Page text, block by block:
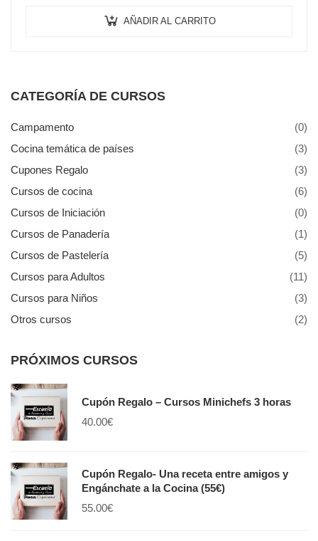
AÑADIR AL CARRITO
CATEGORÍA DE CURSOS
Campamento
(0)
Cocina temática de países
(3)
Cupones Regalo
(3)
Cursos de cocina
(6)
Cursos de Iniciación
(0)
Cursos de Panadería
(1)
Cursos de Pastelería
(5)
Cursos para Adultos
(11)
Cursos para Niños
(3)
Otros cursos
(2)
PRÓXIMOS CURSOS
Cupón Regalo – Cursos Minichefs 3 horas
40.00€
Cupón Regalo- Una receta entre amigos y
Engánchate a la Cocina (55€)
55.00€